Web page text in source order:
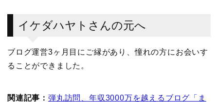
イケダハヤトさんの元へ
ブログ運営3ヶ月目にご縁があり、憧れの方にお会いす
ることができました。
関連記事： 弾丸訪問、年収3000万を越えるブログ「ま